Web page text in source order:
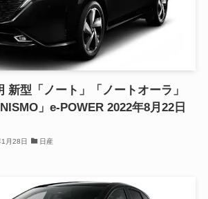
新型「ノート」「ノートオーラ」
」e-POWER 2022年8月22日
月28日 日産